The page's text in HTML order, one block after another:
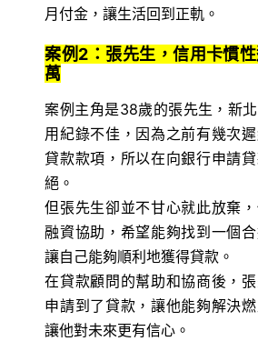
月付金，讓生活回到正軌。
案例2：張先生，信用卡慣
萬
案例主角是38歲的張先生，新
用紀錄不佳，因為之前有幾次
貸款款項，所以在向銀行申請
絕。
但張先生卻並不甘心就此放棄
融資協助，希望能夠找到一個
讓自己能夠順利地獲得貸款。
在貸款顧問的幫助和協商後，
申請到了貸款，讓他能夠解決
讓他對未來更有信心。